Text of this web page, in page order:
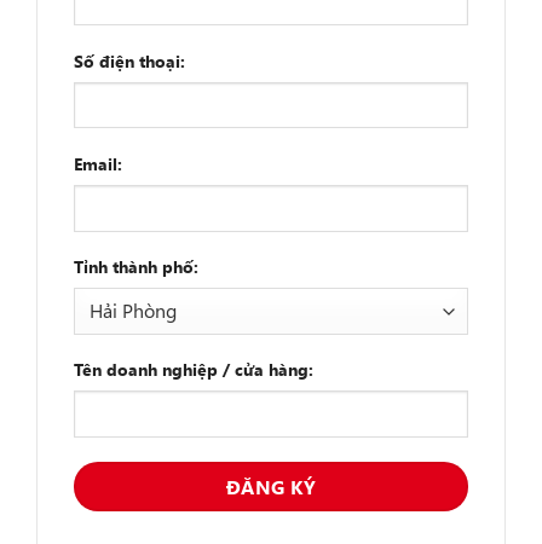
Số điện thoại:
Email:
Tỉnh thành phố:
Tên doanh nghiệp / cửa hàng: